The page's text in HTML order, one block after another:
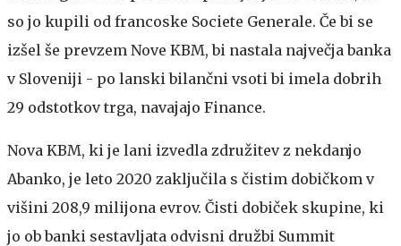
so jo kupili od francoske Societe Generale. Če bi se
izšel še prevzem Nove KBM, bi nastala največja banka
v Sloveniji - po lanski bilančni vsoti bi imela dobrih
29 odstotkov trga, navajajo Finance.
Nova KBM, ki je lani izvedla združitev z nekdanjo
Abanko, je leto 2020 zaključila s čistim dobičkom v
višini 208,9 milijona evrov. Čisti dobiček skupine, ki
jo ob banki sestavljata odvisni družbi Summit